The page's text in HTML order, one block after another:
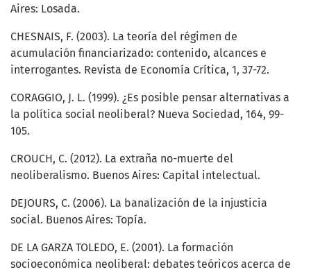
Aires: Losada.
CHESNAIS, F. (2003). La teoría del régimen de
acumulación financiarizado: contenido, alcances e
interrogantes. Revista de Economía Crítica, 1, 37-72.
CORAGGIO, J. L. (1999). ¿Es posible pensar alternativas a
la política social neoliberal? Nueva Sociedad, 164, 99-
105.
CROUCH, C. (2012). La extraña no-muerte del
neoliberalismo. Buenos Aires: Capital intelectual.
DEJOURS, C. (2006). La banalización de la injusticia
social. Buenos Aires: Topía.
DE LA GARZA TOLEDO, E. (2001). La formación
socioeconómica neoliberal: debates teóricos acerca de